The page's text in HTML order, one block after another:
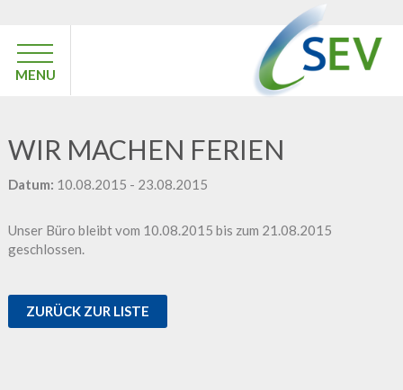
MENU
WIR MACHEN FERIEN
Datum: 10.08.2015 - 23.08.2015
Unser Büro bleibt vom 10.08.2015 bis zum 21.08.2015
geschlossen.
ZURÜCK ZUR LISTE